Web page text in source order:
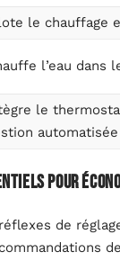
le chauffage
l’eau dans
le
automatisée
pour
de